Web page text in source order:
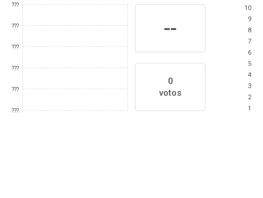
???
???
???
???
???
???
--
0
votos
10
9
8
7
6
5
4
3
2
1